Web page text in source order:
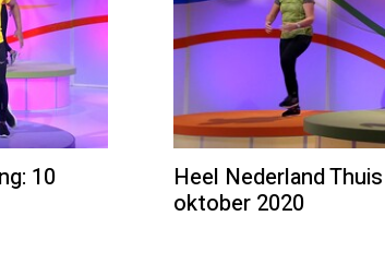
10
Heel Nederland
oktober 2020